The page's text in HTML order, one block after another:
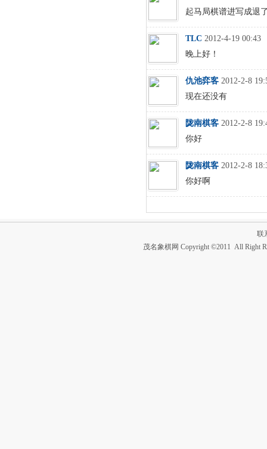
起马局棋谱进写成退
TLC 2012-4-19 00:43
晚上好！
仇池弈客 2012-2-8
现在还没有
陇南棋客 2012-2-8
你好
陇南棋客 2012-2-8
你好啊
联
茂名象棋网 Copyright ©2011 All Right